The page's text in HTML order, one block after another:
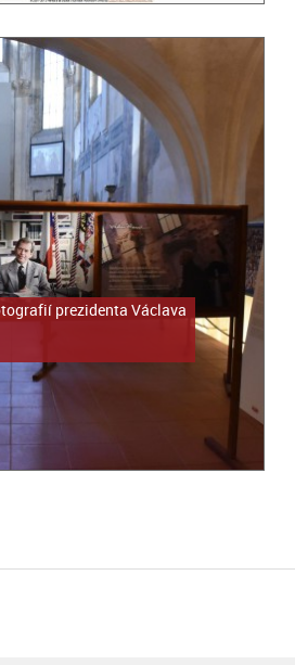
prezidenta Václava